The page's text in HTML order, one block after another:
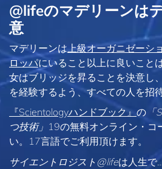
@lifeのマデリーンは
意
マデリーンは上級オーガニゼーシ
ロッパにいること以上に良いこと
女はブリッジを昇ることを決意し
を経験するよう、すべての人を招
『Scientologyハンドブック』 の
つ技術」 19の無料オンライン・コ
い。17言語でご利用頂けます。
サイエントロジスト@lifeは 人生で